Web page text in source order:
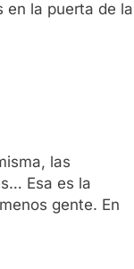
en la puerta de la
las
Esa es la
gente. En